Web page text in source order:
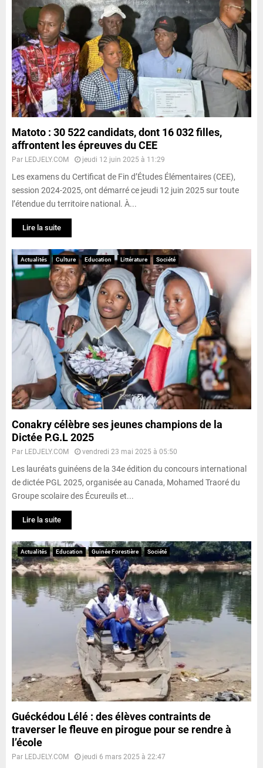
Matoto : 30 522 candidats, dont 16 032 filles,
affrontent les épreuves du CEE
Par LEDJELY.COM jeudi 12 juin 2025 à 11:29
Les examens du Certificat de Fin d’Études Élémentaires (CEE),
session 2024-2025, ont démarré ce jeudi 12 juin 2025 sur toute
l’étendue du territoire national. À...
Lire la suite
Actualités Culture Education Littérature Société
Conakry célèbre ses jeunes champions de la
Dictée P.G.L 2025
Par LEDJELY.COM vendredi 23 mai 2025 à 05:50
Les lauréats guinéens de la 34e édition du concours international
de dictée PGL 2025, organisée au Canada, Mohamed Traoré du
Groupe scolaire des Écureuils et...
Lire la suite
Actualités Education Guinée Forestière Société
Guéckédou Lélé : des élèves contraints de
traverser le fleuve en pirogue pour se rendre à
l’école
Par LEDJELY.COM jeudi 6 mars 2025 à 22:47